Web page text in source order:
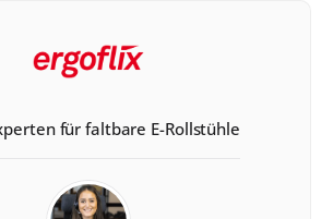
für faltbare E-Rollstühle